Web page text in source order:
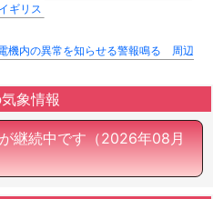
ギリス
機内の異常を知らせる警報鳴る 周辺
象情報
継続中です（2026年08月